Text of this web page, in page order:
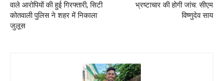
वाले आरोपियों की हुई गिरफ्तारी, सिटी
कोतवाली पुलिस ने शहर में निकाला
जुलूस
भ्रष्टाचार की होगी जांच: सीएम
विष्णुदेव साय